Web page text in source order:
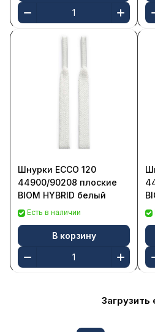
Шнурки ECCO 120
44900/90208 плоские
BIOM HYBRID белый
Есть в наличии
В корзину
Загрузить